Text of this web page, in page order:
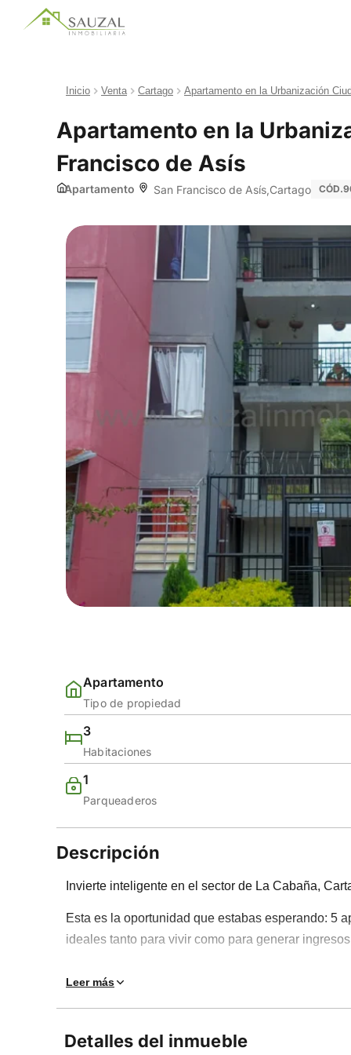
Inicio Venta Cartago Apartamento en la Urbanización
Apartamento en la
Francisco de Asís
Apartamento San Francisco de Asís Cartago
Apartamento
Tipo de propiedad
3
Habitaciones
1
Parqueaderos
Descripción
Invierte inteligente en el sector de La Cabaña,
Esta es la oportunidad que estabas esperando: 5
ideales tanto para vivir como para generar
Con un valor de $185.000.000 por apartamento,
Leer más
Detalles del inmueble